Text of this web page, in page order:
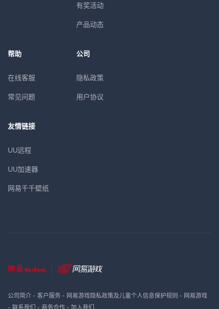
有奖活动
产品动态
帮助
在线客服
常见问题
公司
隐私政策
用户协议
友情链接
UU远程
UU加速器
网易千千壁纸
公司简介- 客户服务- 网易游戏隐私政策及儿童个人信息保护规则 - 网易游戏
- 联系我们 - 商务合作- 加入我们